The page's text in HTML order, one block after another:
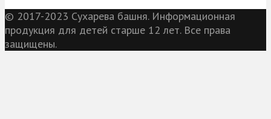
© 2017-2023 Сухарева башня. Информационная
продукция для детей старше 12 лет. Все права
защищены.